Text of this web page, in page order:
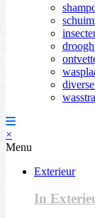
×
Menu
Exterieur
In